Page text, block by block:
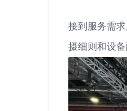
接到服务需
摄细则和设